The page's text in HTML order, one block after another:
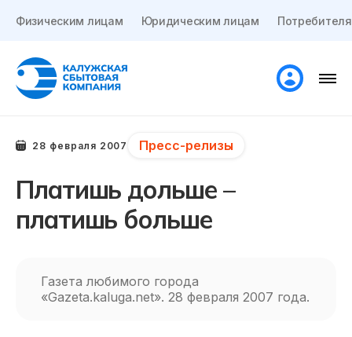
Физическим лицам Юридическим лицам
28 февраля 2007 Пресс-релизы
Платишь дольше –
платишь больше
Газета любимого города
«Gazeta.kaluga.net». 28 февраля 2007 года.